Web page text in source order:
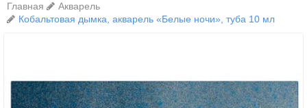
Главная
Акварель
Кобальтовая дымка, акварель «Белые ночи», туба 10 мл